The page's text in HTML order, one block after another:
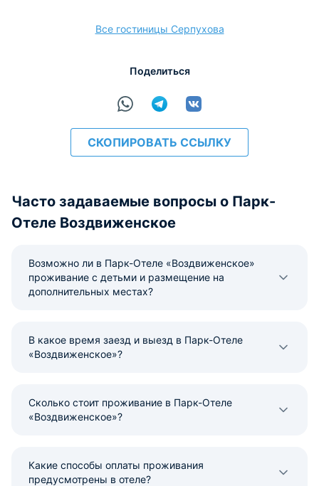
Все гостиницы Серпухова
Поделиться
СКОПИРОВАТЬ ССЫЛКУ
Часто задаваемые вопросы о Парк-
Отеле Воздвиженское
Возможно ли в Парк-Отеле «Воздвиженское»
проживание с детьми и размещение на
дополнительных местах?
В какое время заезд и выезд в Парк-Отеле
«Воздвиженское»?
Сколько стоит проживание в Парк-Отеле
«Воздвиженское»?
Какие способы оплаты проживания
предусмотрены в отеле?